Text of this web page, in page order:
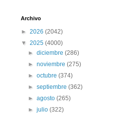
Archivo
► 2026 (2042)
▼ 2025 (4000)
►diciembre(286)
►noviembre(275)
►octubre(374)
►septiembre(362)
►agosto(265)
►julio(322)